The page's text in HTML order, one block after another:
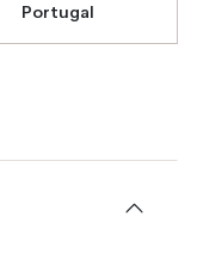
Portugal